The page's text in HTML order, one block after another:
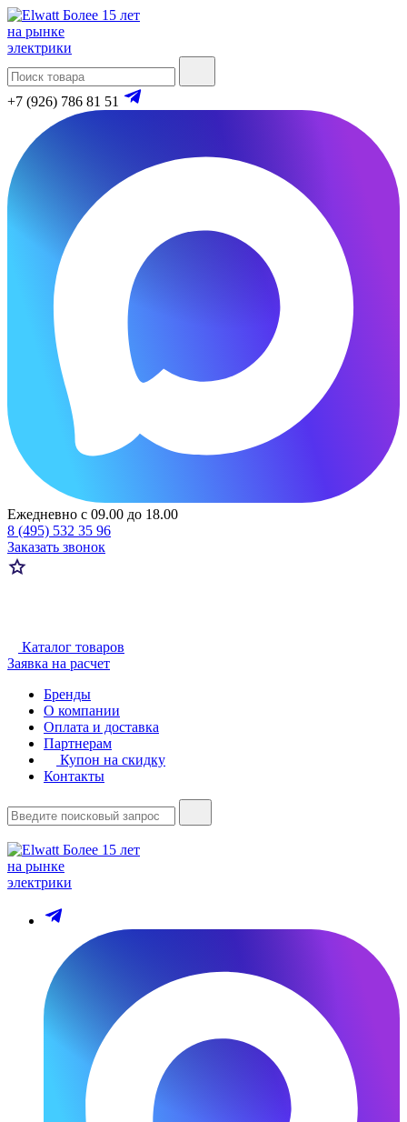
Более 15 лет
на рынке
электрики
+7 (926) 786 81 51
Ежедневно с 09.00 до 18.00
8 (495) 532 35 96
Заказать звонок
Каталог товаров
Заявка на расчет
Бренды
О компании
Оплата и доставка
Партнерам
Купон на скидку
Контакты
Более 15 лет
на рынке
электрики